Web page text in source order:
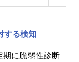
する検知
期に脆弱性診断